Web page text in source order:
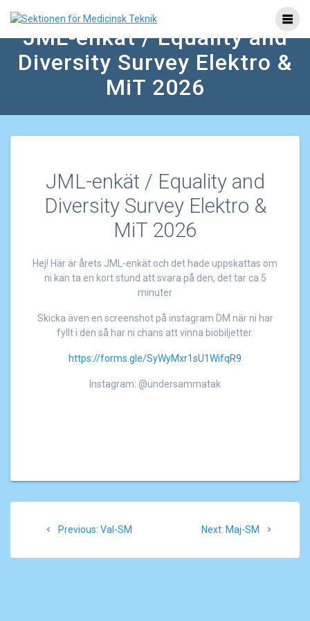
to
JML-enkät / Equality and
Diversity Survey Elektro &
MiT 2026
JML-enkät / Equality and
Diversity Survey Elektro &
MiT 2026
Hej! Här är årets JML-enkät och det hade uppskattas om
ni kan ta en kort stund att svara på den, det tar ca 5
minuter
Skicka även en screenshot på instagram DM när ni har
fyllt i den så har ni chans att vinna biobiljetter.
https://forms.gle/SyWyMxr1sU1WifqR9
Instagram: @undersammatak
Previous: Previous
Val-SM Next: Next
Maj-SM